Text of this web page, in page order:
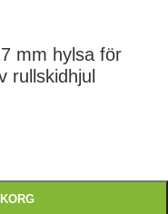
mm hylsa för
rullskidhjul